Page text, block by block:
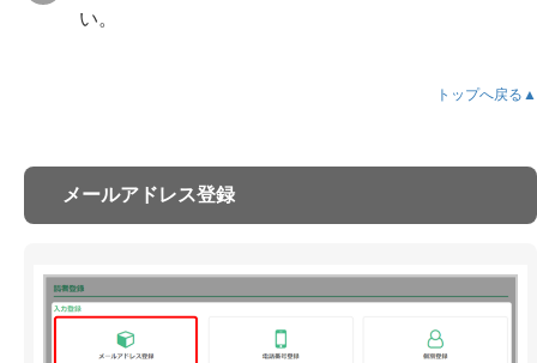
い。
トップへ戻る▲
メールアドレス登録